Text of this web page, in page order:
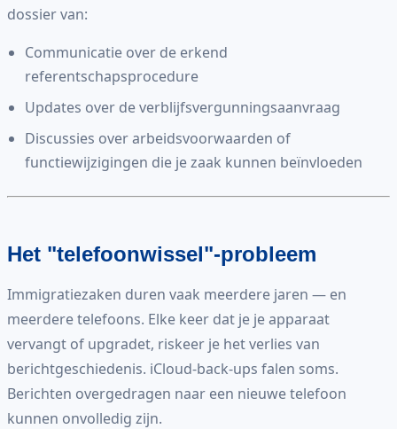
dossier van:
Communicatie over de erkend
referentschapsprocedure
Updates over de verblijfsvergunningsaanvraag
Discussies over arbeidsvoorwaarden of
functiewijzigingen die je zaak kunnen beïnvloeden
Het "telefoonwissel"-probleem
Immigratiezaken duren vaak meerdere jaren — en
meerdere telefoons. Elke keer dat je je apparaat
vervangt of upgradet, riskeer je het verlies van
berichtgeschiedenis. iCloud-back-ups falen soms.
Berichten overgedragen naar een nieuwe telefoon
kunnen onvolledig zijn.